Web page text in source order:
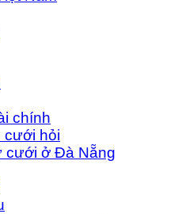
chính
cưới hỏi
cưới ở Đà Nẵng